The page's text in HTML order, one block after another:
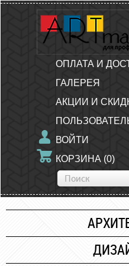
ОПЛАТА И
ГАЛЕРЕЯ
АКЦИИ И
ВОЙТИ
КОРЗИНА (0)